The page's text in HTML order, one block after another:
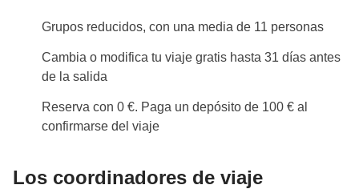
Grupos reducidos, con una media de 11 personas
Cambia o modifica tu viaje gratis hasta 31 días antes
de la salida
Reserva con 0 €. Paga un depósito de 100 € al
confirmarse del viaje
Los coordinadores de viaje